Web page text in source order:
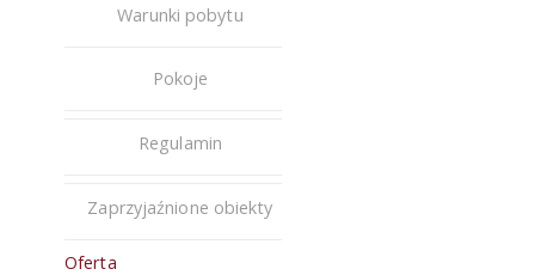
Warunki pobytu
Pokoje
Regulamin
Zaprzyjaźnione obiekty
Oferta